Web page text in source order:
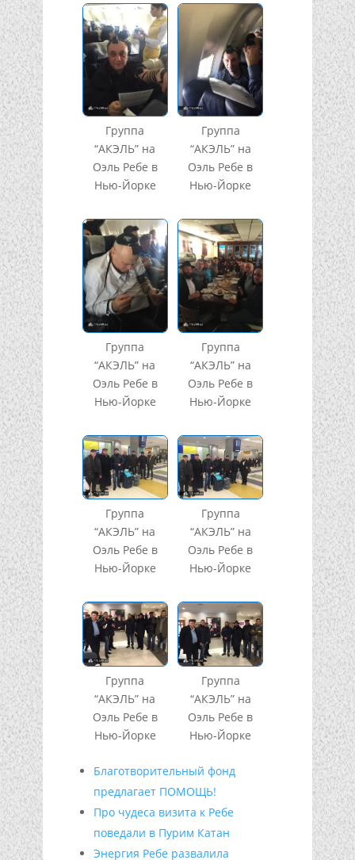
Группа
“АКЭЛЬ” на
Оэль Ребе в
Нью-Йорке
Группа
“АКЭЛЬ” на
Оэль Ребе в
Нью-Йорке
Группа
“АКЭЛЬ” на
Оэль Ребе в
Нью-Йорке
Группа
“АКЭЛЬ” на
Оэль Ребе в
Нью-Йорке
Группа
“АКЭЛЬ” на
Оэль Ребе в
Нью-Йорке
Группа
“АКЭЛЬ” на
Оэль Ребе в
Нью-Йорке
Группа
“АКЭЛЬ” на
Оэль Ребе в
Нью-Йорке
Группа
“АКЭЛЬ” на
Оэль Ребе в
Нью-Йорке
Благотворительный фонд
предлагает ПОМОЩЬ!
Про чудеса визита к Ребе
поведали в Пурим Катан
Энергия Ребе развалила